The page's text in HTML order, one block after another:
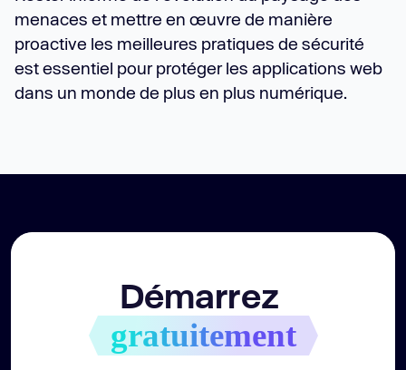
menaces et mettre en œuvre de manière
proactive les meilleures pratiques de sécurité
est essentiel pour protéger les applications web
dans un monde de plus en plus numérique.
Démarrez
gratuitement